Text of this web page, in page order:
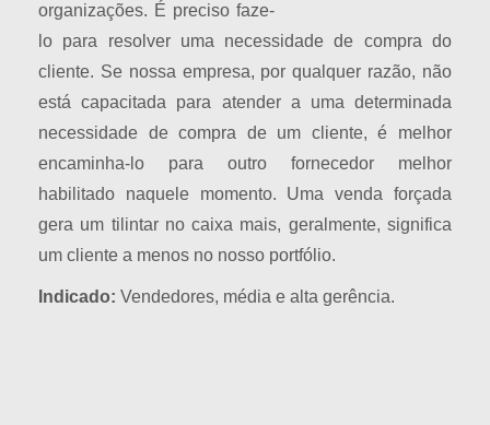
organizações. É preciso faze-
lo para resolver uma necessidade de compra do
cliente. Se nossa empresa, por qualquer razão, não
está capacitada para atender a uma determinada
necessidade de compra de um cliente, é melhor
encaminha-lo para outro fornecedor melhor
habilitado naquele momento. Uma venda forçada
gera um tilintar no caixa mais, geralmente, significa
um cliente a menos no nosso portfólio.
Indicado: Vendedores, média e alta gerência.